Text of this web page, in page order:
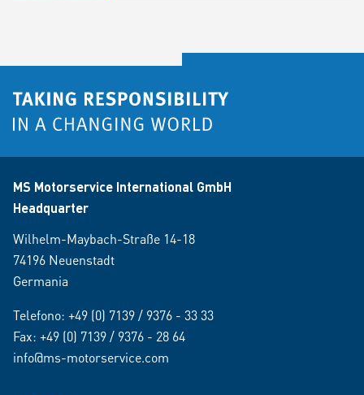
MS Motorservice International GmbH
Headquarter
Wilhelm-Maybach-Straße 14-18
74196 Neuenstadt
Germania
Telefono: +49 (0) 7139 / 9376 - 33 33
Fax: +49 (0) 7139 / 9376 - 28 64
info@ms-motorservice.com